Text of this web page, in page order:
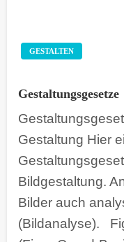
GESTALTEN
Gestaltungsgesetze
Gestaltung Hier
Bildgestaltung.
Bilder auch
(Bildanalyse).